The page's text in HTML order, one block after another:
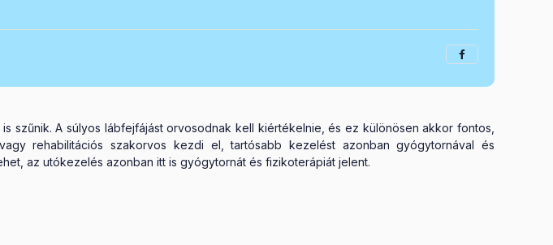
szűnik. A súlyos lábfejfájást orvosodnak kell kiértékelnie, és ez különösen akkor fontos,
rehabilitációs szakorvos kezdi el, tartósabb kezelést azonban gyógytornával és
az utókezelés azonban itt is gyógytornát és fizikoterápiát jelent.